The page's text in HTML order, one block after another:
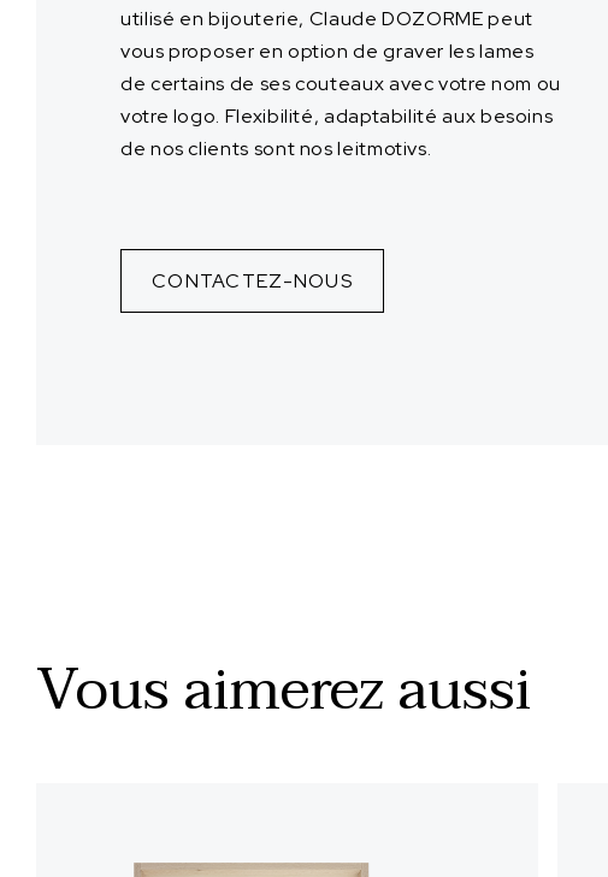
utilisé en bijouterie, Claude DOZORME peut
vous proposer en option de graver les lames
de certains de ses couteaux avec votre nom ou
votre logo. Flexibilité, adaptabilité aux besoins
de nos clients sont nos leitmotivs.
CONTACTEZ-NOUS
Vous aimerez aussi